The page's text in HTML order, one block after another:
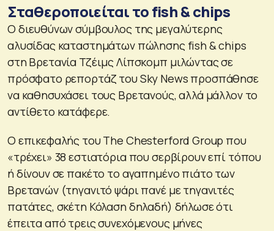
Σταθεροποιείται το fish & chips
Ο διευθύνων σύμβουλος της μεγαλύτερης
αλυσίδας καταστημάτων πώλησης fish & chips
στη Βρετανία Τζέιμς Λίπσκομπ μιλώντας σε
πρόσφατο ρεπορτάζ του Sky News προσπάθησε
να καθησυχάσει τους Βρετανούς, αλλά μάλλον το
αντίθετο κατάφερε.
Ο επικεφαλής του The Chesterford Group που
«τρέχει» 38 εστιατόρια που σερβίρουν επί τόπου
ή δίνουν σε πακέτο το αγαπημένο πιάτο των
Βρετανών (τηγανιτό ψάρι πανέ με τηγανιτές
πατάτες, σκέτη Κόλαση δηλαδή) δήλωσε ότι
έπειτα από τρεις συνεχόμενους μήνες